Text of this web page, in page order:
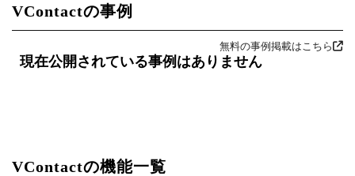
VContactの事例
無料の事例掲載はこちら
現在公開されている事例はありません
VContactの機能一覧